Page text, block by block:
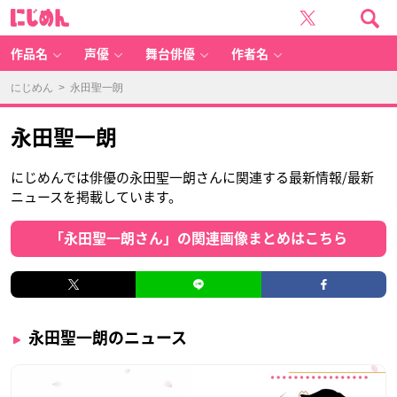
作品名 声優 舞台俳優 作者名
にじめん > 永田聖一朗
永田聖一朗
にじめんでは俳優の永田聖一朗さんに関連する最新情報/最新
ニュースを掲載しています。
「永田聖一朗さん」の関連画像まとめはこちら
永田聖一朗のニュース